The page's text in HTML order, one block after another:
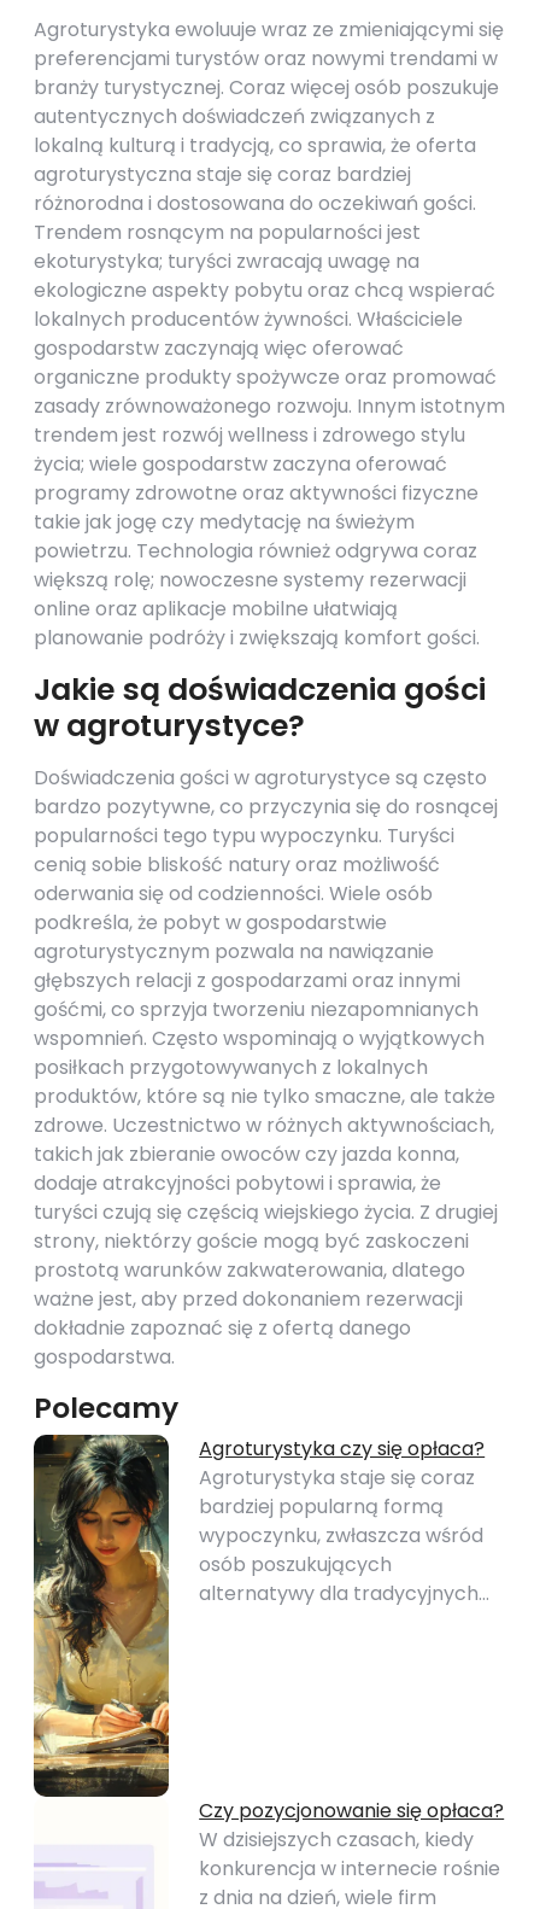
Agroturystyka ewoluuje wraz ze zmieniającymi się
preferencjami turystów oraz nowymi trendami w
branży turystycznej. Coraz więcej osób poszukuje
autentycznych doświadczeń związanych z
lokalną kulturą i tradycją, co sprawia, że oferta
agroturystyczna staje się coraz bardziej
różnorodna i dostosowana do oczekiwań gości.
Trendem rosnącym na popularności jest
ekoturystyka; turyści zwracają uwagę na
ekologiczne aspekty pobytu oraz chcą wspierać
lokalnych producentów żywności. Właściciele
gospodarstw zaczynają więc oferować
organiczne produkty spożywcze oraz promować
zasady zrównoważonego rozwoju. Innym istotnym
trendem jest rozwój wellness i zdrowego stylu
życia; wiele gospodarstw zaczyna oferować
programy zdrowotne oraz aktywności fizyczne
takie jak jogę czy medytację na świeżym
powietrzu. Technologia również odgrywa coraz
większą rolę; nowoczesne systemy rezerwacji
online oraz aplikacje mobilne ułatwiają
planowanie podróży i zwiększają komfort gości.
Jakie są doświadczenia gości
w agroturystyce?
Doświadczenia gości w agroturystyce są często
bardzo pozytywne, co przyczynia się do rosnącej
popularności tego typu wypoczynku. Turyści
cenią sobie bliskość natury oraz możliwość
oderwania się od codzienności. Wiele osób
podkreśla, że pobyt w gospodarstwie
agroturystycznym pozwala na nawiązanie
głębszych relacji z gospodarzami oraz innymi
gośćmi, co sprzyja tworzeniu niezapomnianych
wspomnień. Często wspominają o wyjątkowych
posiłkach przygotowywanych z lokalnych
produktów, które są nie tylko smaczne, ale także
zdrowe. Uczestnictwo w różnych aktywnościach,
takich jak zbieranie owoców czy jazda konna,
dodaje atrakcyjności pobytowi i sprawia, że
turyści czują się częścią wiejskiego życia. Z drugiej
strony, niektórzy goście mogą być zaskoczeni
prostotą warunków zakwaterowania, dlatego
ważne jest, aby przed dokonaniem rezerwacji
dokładnie zapoznać się z ofertą danego
gospodarstwa.
Polecamy
Agroturystyka czy się opłaca?
Agroturystyka staje się coraz
bardziej popularną formą
wypoczynku, zwłaszcza wśród
osób poszukujących
alternatywy dla tradycyjnych…
Czy pozycjonowanie się opłaca?
W dzisiejszych czasach, kiedy
konkurencja w internecie rośnie
z dnia na dzień, wiele firm